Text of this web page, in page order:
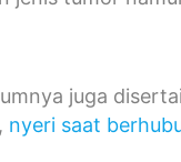
juga
nyeri saat